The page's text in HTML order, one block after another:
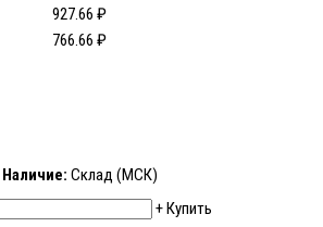
927.66 ₽
766.66 ₽
Наличие: Склад (МСК)
+Купить